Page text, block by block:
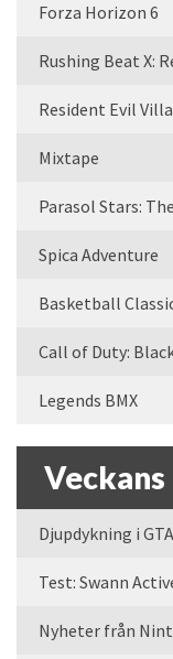
Forza Horizon 6
Rushing Beat X:
Resident Evil
Mixtape
Parasol Stars:
Spica Adventure
Basketball
Call of Duty:
Legends BMX
Djupdykning i
Test: Swann
Nyheter från